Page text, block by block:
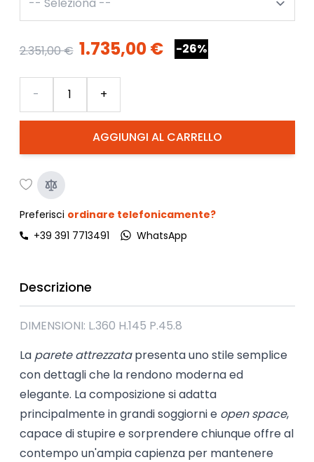
2.351,00 € 1.735,00 € -26%
AGGIUNGI AL CARRELLO
- +
Preferisci ordinare telefonicamente?
+39 391 7713491
WhatsApp
Descrizione
DIMENSIONI: L.360 H.145 P.45.8
La parete attrezzatapresenta uno stile semplice
con dettagli che la rendono moderna ed
elegante. La composizione si adatta
principalmente in grandi soggiorni e open space,
capace di stupire e sorprendere chiunque offre al
contempo un'ampia capienza per mantenere